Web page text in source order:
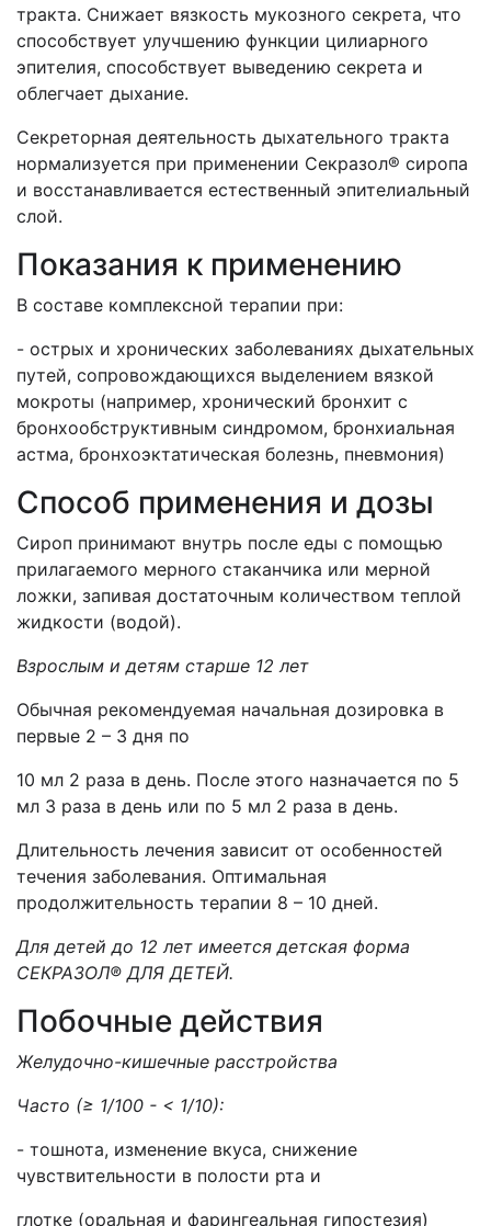
тракта. Снижает вязкость мукозного секрета, что
способствует улучшению функции цилиарного
эпителия, способствует выведению секрета и
облегчает дыхание.
Секреторная деятельность дыхательного тракта
нормализуется при применении Секразол® сиропа
и восстанавливается естественный эпителиальный
слой.
Показания к применению
В составе комплексной терапии при:
- острых и хронических заболеваниях дыхательных
путей, сопровождающихся выделением вязкой
мокроты (например, хронический бронхит с
бронхообструктивным синдромом, бронхиальная
астма, бронхоэктатическая болезнь, пневмония)
Способ применения и дозы
Сироп принимают внутрь после еды с помощью
прилагаемого мерного стаканчика или мерной
ложки, запивая достаточным количеством теплой
жидкости (водой).
Взрослым и детям старше 12 лет
Обычная рекомендуемая начальная дозировка в
первые 2 – 3 дня по
10 мл 2 раза в день. После этого назначается по 5
мл 3 раза в день или по 5 мл 2 раза в день.
Длительность лечения зависит от особенностей
течения заболевания. Оптимальная
продолжительность терапии 8 – 10 дней.
Для детей до 12 лет имеется детская форма
СЕКРАЗОЛ®ДЛЯ ДЕТЕЙ.
Побочные действия
Желудочно-кишечные расстройства
Часто (≥ 1/100 - < 1/10):
- тошнота, изменение вкуса, снижение
чувствительности в полости рта и
глотке (оральная и фарингеальная гипостезия)